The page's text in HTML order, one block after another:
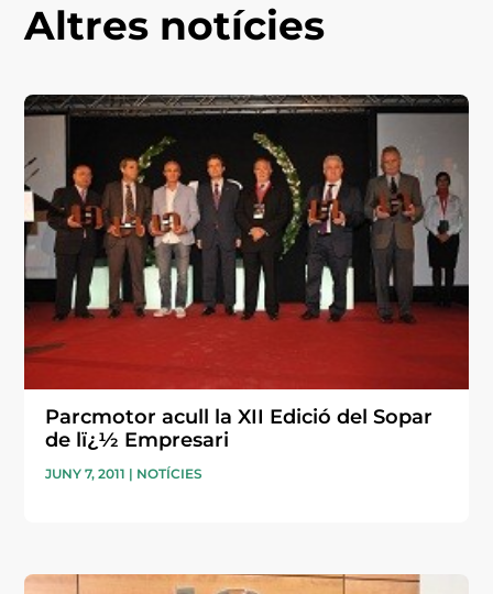
Altres notícies
Parcmotor acull la XII Edició del Sopar
de lï¿½ Empresari
JUNY 7, 2011 | NOTÍCIES